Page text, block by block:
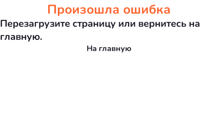
Произошла ошибка
Перезагрузите страницу или вернитесь на
главную.
На главную